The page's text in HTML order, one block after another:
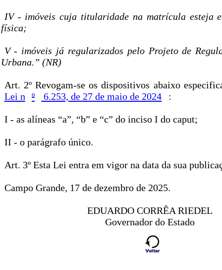
IV - imóveis cuja titularidade na matrícula esteja
física;
V - imóveis já regularizados pelo Projeto de
Urbana.” (NR)
Art. 2º Revogam-se os dispositivos abaixo
Lei n
º 6.253, de 27 de maio de 2024 :
I - as alíneas “a”, “b” e “c” do inciso I do caput;
II - o parágrafo único.
Art. 3º Esta Lei entra em vigor na data da sua
Campo Grande, 17 de dezembro de 2025.
EDUARDO CORRÊA RIEDEL
Governador do Estado